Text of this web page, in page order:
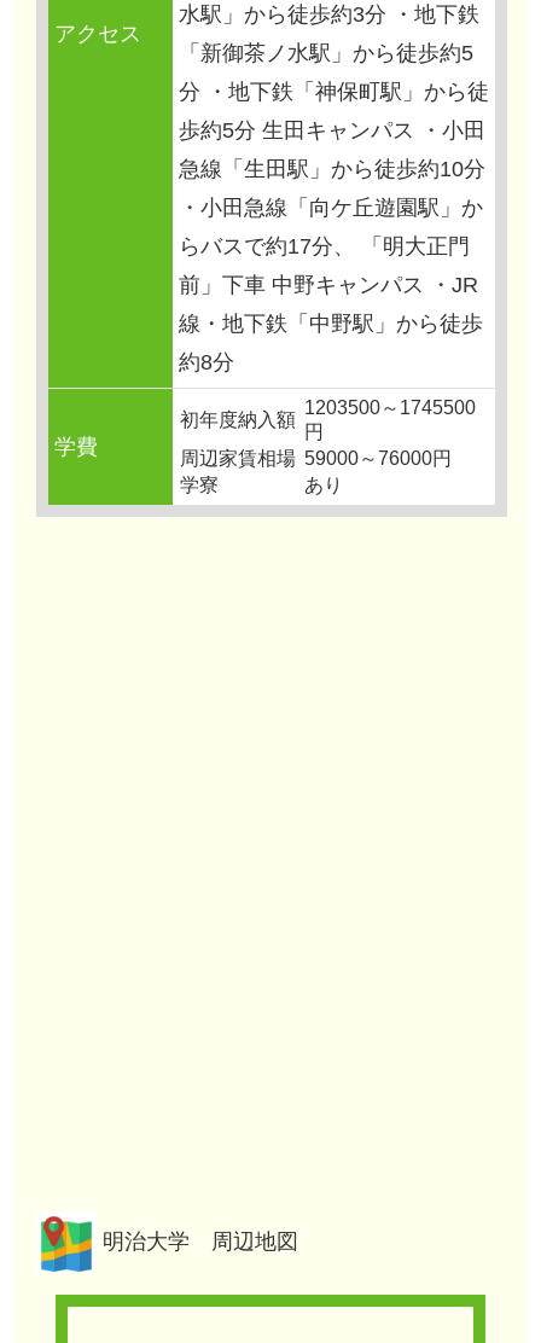
アクセス
水駅」から徒歩約3分 ・地下鉄
「新御茶ノ水駅」から徒歩約5
分 ・地下鉄「神保町駅」から徒
歩約5分 生田キャンパス ・小田
急線「生田駅」から徒歩約10分
・小田急線「向ケ丘遊園駅」か
らバスで約17分、 「明大正門
前」下車 中野キャンパス ・JR
線・地下鉄「中野駅」から徒歩
約8分
学費
初年度納入額
1203500～1745500
円
周辺家賃相場 59000～76000円
学寮
あり
明治大学 周辺地図